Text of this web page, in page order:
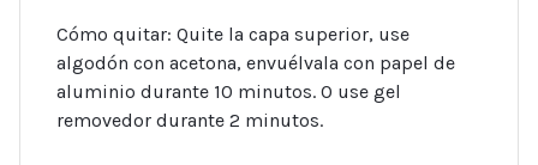
Cómo quitar: Quite la capa superior, use
algodón con acetona, envuélvala con papel de
aluminio durante 10 minutos. O use gel
removedor durante 2 minutos.